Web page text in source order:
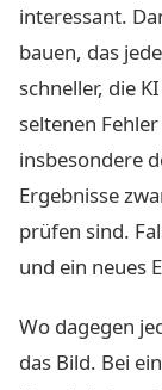
interessant.
bauen, das
schneller, die
seltenen
insbesondere
Ergebnisse
prüfen sind.
und ein neues
Wo dagegen
das Bild. Bei